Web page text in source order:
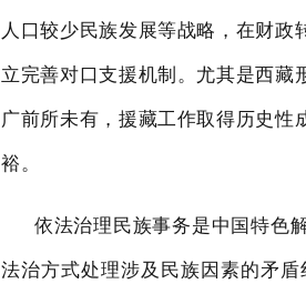
人口较少民族发展等战略，在财政
立完善对口支援机制。尤其是西藏
广前所未有，援藏工作取得历史性
裕。
依法治理民族事务是中国特色
法治方式处理涉及民族因素的矛盾